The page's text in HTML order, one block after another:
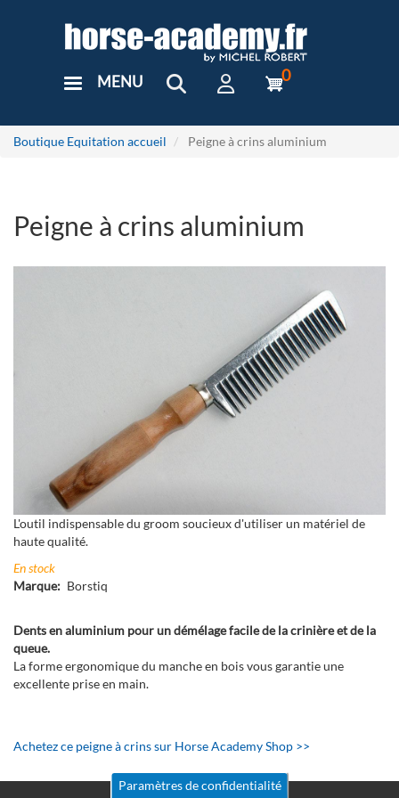
User
Custom
MENU 0
Boutique Equitation accueil Peigne à crins aluminium
Peigne à crins aluminium
L'outil indispensable du groom soucieux d'utiliser un matériel de
haute qualité.
En stock
Marque
Borstiq
Dents en aluminium pour un démélage facile de la crinière et de la
queue.
La forme ergonomique du manche en bois vous garantie une
excellente prise en main.
Achetez ce peigne à crins sur Horse Academy Shop >>
Paramètres de confidentialité